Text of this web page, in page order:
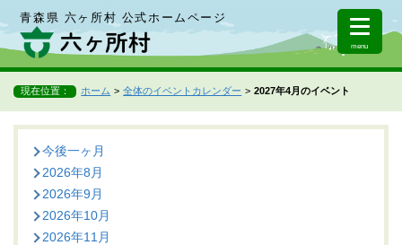
青森県 六ヶ所村 公式ホームページ
menu
現在位置： ホーム 全体のイベントカレンダー 2027年4月のイベント
今後一ヶ月
2026年8月
2026年9月
2026年10月
2026年11月